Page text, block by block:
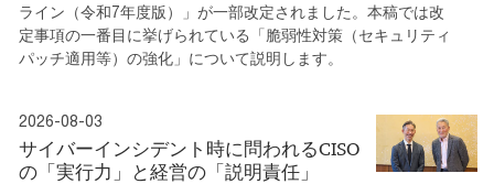
ライン（令和7年度版）」が一部改定されました。本稿では改
定事項の一番目に挙げられている「脆弱性対策（セキュリティ
パッチ適用等）の強化」について説明します。
2026-08-03
サイバーインシデント時に問われるCISO
の「実行力」と経営の「説明責任」